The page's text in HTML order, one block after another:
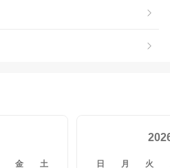
金 土 日 月 火